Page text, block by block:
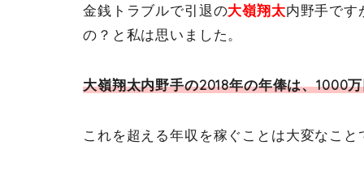
金銭トラブルで引退の大嶺翔太内野手です
の？と私は思いました。
大嶺翔太内野手の2018年の年俸は、1000
これを超える年収を稼ぐことは大変なこと